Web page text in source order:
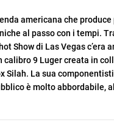
americana che
al passo con i tempi.
Show di Las Vegas c’era
calibro 9 Luger creata in
Silah. La sua
è molto abbordabile,